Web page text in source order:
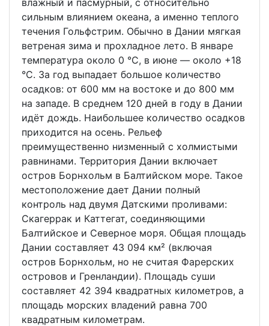
влажный и пасмурный, с относительно
сильным влиянием океана, а именно теплого
течения Гольфстрим. Обычно в Дании мягкая
ветреная зима и прохладное лето. В январе
температура около 0 °C, в июне — около +18
°C. За год выпадает большое количество
осадков: от 600 мм на востоке и до 800 мм
на западе. В среднем 120 дней в году в Дании
идёт дождь. Наибольшее количество осадков
приходится на осень. Рельеф
преимущественно низменный с холмистыми
равнинами. Территория Дании включает
остров Борнхольм в Балтийском море. Такое
местоположение дает Дании полный
контроль над двумя Датскими проливами:
Скагеррак и Каттегат, соединяющими
Балтийское и Северное моря. Общая площадь
Дании составляет 43 094 км² (включая
остров Борнхольм, но не считая Фарерских
островов и Гренландии). Площадь суши
составляет 42 394 квадратных километров, а
площадь морских владений равна 700
квадратным километрам.